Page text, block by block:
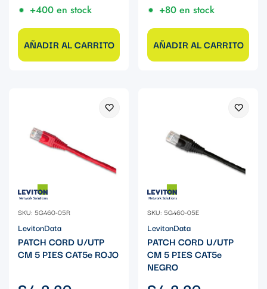
+400 en stock
AÑADIR AL CARRITO
+80 en stock
AÑADIR AL CARRITO
SKU: 5G460-05R
LevitonData
PATCH CORD U/UTP
CM 5 PIES CAT5e ROJO
Precio
SKU: 5G460-05E
LevitonData
PATCH CORD U/UTP
CM 5 PIES CAT5e
NEGRO
Precio